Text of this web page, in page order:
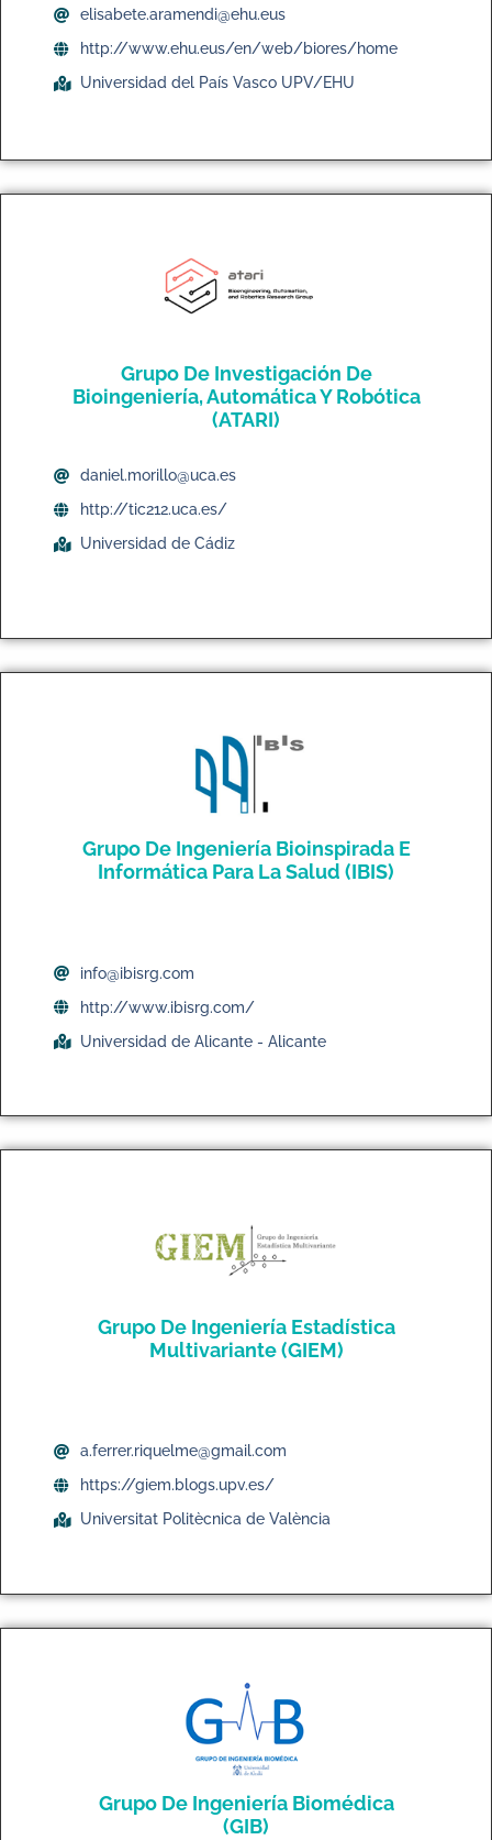
elisabete.aramendi@ehu.eus
http://www.ehu.eus/en/web/biores/home
Universidad del País Vasco UPV/EHU
Grupo De Investigación De
Bioingeniería, Automática Y Robótica
(ATARI)
daniel.morillo@uca.es
http://tic212.uca.es/
Universidad de Cádiz
Grupo De Ingeniería Bioinspirada E
Informática Para La Salud (IBIS)
info@ibisrg.com
http://www.ibisrg.com/
Universidad de Alicante - Alicante
Grupo De Ingeniería Estadística
Multivariante (GIEM)
a.ferrer.riquelme@gmail.com
https://giem.blogs.upv.es/
Universitat Politècnica de València
Grupo De Ingeniería Biomédica
(GIB)